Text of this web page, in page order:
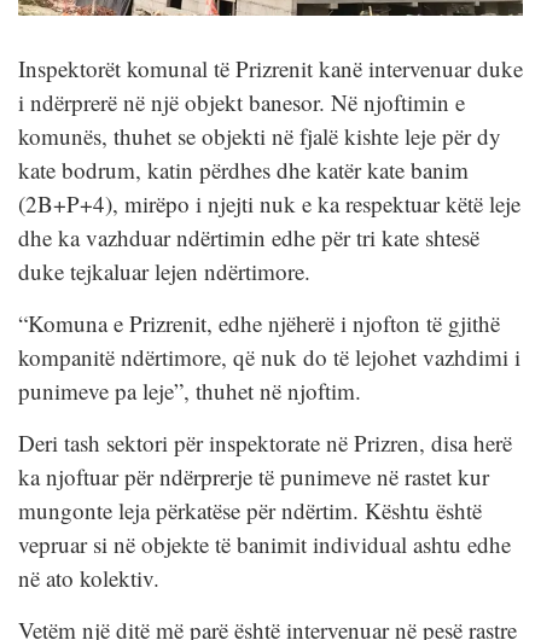
Inspektorët komunal të Prizrenit kanë intervenuar duke
i ndërprerë në një objekt banesor. Në njoftimin e
komunës, thuhet se objekti në fjalë kishte leje për dy
kate bodrum, katin përdhes dhe katër kate banim
(2B+P+4), mirëpo i njejti nuk e ka respektuar këtë leje
dhe ka vazhduar ndërtimin edhe për tri kate shtesë
duke tejkaluar lejen ndërtimore.
“Komuna e Prizrenit, edhe njëherë i njofton të gjithë
kompanitë ndërtimore, që nuk do të lejohet vazhdimi i
punimeve pa leje”, thuhet në njoftim.
Deri tash sektori për inspektorate në Prizren, disa herë
ka njoftuar për ndërprerje të punimeve në rastet kur
mungonte leja përkatëse për ndërtim. Kështu është
vepruar si në objekte të banimit individual ashtu edhe
në ato kolektiv.
Vetëm një ditë më parë është intervenuar në pesë rastre